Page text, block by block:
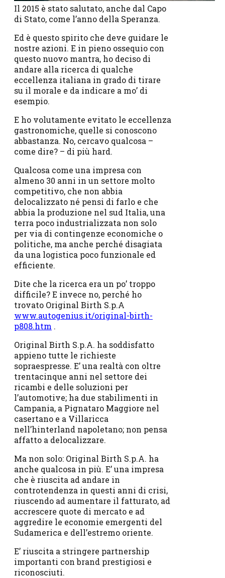
Il 2015 è stato salutato, anche dal Capo
di Stato, come l’anno della Speranza.
Ed è questo spirito che deve guidare le
nostre azioni. E in pieno ossequio con
questo nuovo mantra, ho deciso di
andare alla ricerca di qualche
eccellenza italiana in grado di tirare
su il morale e da indicare a mo’ di
esempio.
E ho volutamente evitato le eccellenza
gastronomiche, quelle si conoscono
abbastanza. No, cercavo qualcosa –
come dire? – di più hard.
Qualcosa come una impresa con
almeno 30 anni in un settore molto
competitivo, che non abbia
delocalizzato né pensi di farlo e che
abbia la produzione nel sud Italia, una
terra poco industrializzata non solo
per via di contingenze economiche o
politiche, ma anche perché disagiata
da una logistica poco funzionale ed
efficiente.
Dite che la ricerca era un po’ troppo
difficile? E invece no, perché ho
trovato Original Birth S.p.A
www.autogenius.it/original-birth-
p808.htm .
Original Birth S.p.A. ha soddisfatto
appieno tutte le richieste
sopraespresse. E’ una realtà con oltre
trentacinque anni nel settore dei
ricambi e delle soluzioni per
l’automotive; ha due stabilimenti in
Campania, a Pignataro Maggiore nel
casertano e a Villaricca
nell’hinterland napoletano; non pensa
affatto a delocalizzare.
Ma non solo: Original Birth S.p.A. ha
anche qualcosa in più. E’ una impresa
che è riuscita ad andare in
controtendenza in questi anni di crisi,
riuscendo ad aumentare il fatturato, ad
accrescere quote di mercato e ad
aggredire le economie emergenti del
Sudamerica e dell’estremo oriente.
E’ riuscita a stringere partnership
importanti con brand prestigiosi e
riconosciuti.